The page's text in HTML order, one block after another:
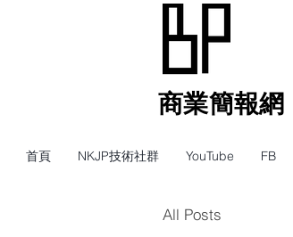
​商業簡報網
首頁 NKJP技術社群 YouTube FB
All Posts